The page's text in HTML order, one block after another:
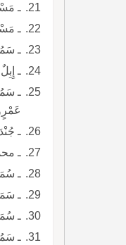
ـ
ـ
ـ
ـ
ـ
ـ
ـ
ـ
ـ
ـ
ـ